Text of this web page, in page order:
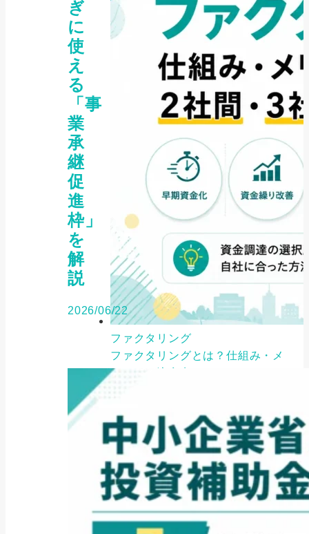
ぎ
に
使
え
る
「事
業
承
継
促
進
枠」
を
解
説
2026/06/22
ファクタリング
ファクタリングとは？仕組み・メ
リット・注意点と...